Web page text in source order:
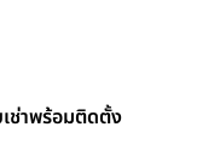
ช่าพร้อมติดตั้ง